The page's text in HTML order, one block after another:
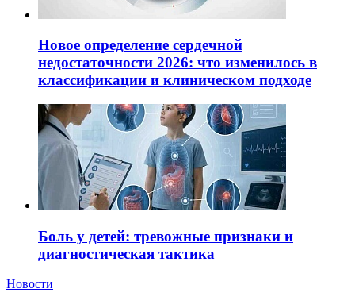
Новое определение сердечной
недостаточности 2026: что изменилось в
классификации и клиническом подходе
Боль у детей: тревожные признаки и
диагностическая тактика
Новости